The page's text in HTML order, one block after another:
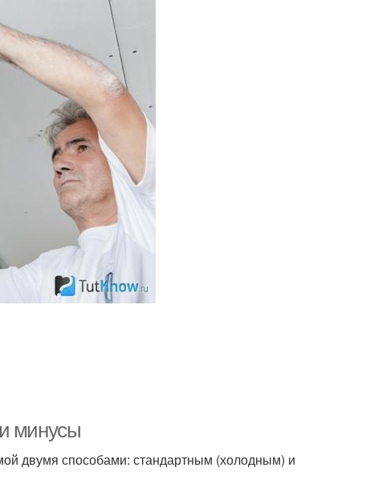
минусы
двумя способами: стандартным (холодным) и